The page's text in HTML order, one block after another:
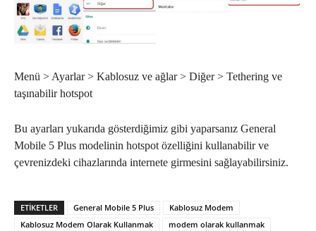
Menü > Ayarlar > Kablosuz ve ağlar > Diğer > Tethering ve
taşınabilir hotspot
Bu ayarları yukarıda gösterdiğimiz gibi yaparsanız General
Mobile 5 Plus modelinin hotspot özelliğini kullanabilir ve
çevrenizdeki cihazlarında internete girmesini sağlayabilirsiniz.
ETIKETLER General Mobile 5 Plus
Kablosuz Modem
Kablosuz Modem Olarak Kullanmak
modem olarak kullanmak